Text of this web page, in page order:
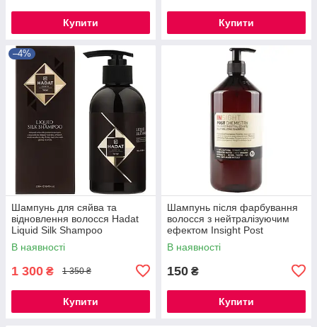
Купити Купити
–4%
Шампунь для сяйва та
відновлення волосся Hadat
Liquid Silk Shampoo
В наявності
1 300 ₴ 1 350 ₴
Купити
Шампунь після фарбування
волосся з нейтралізуючим
ефектом Insight Post
Chemistry Neutralizing
Shampoo, 100 мл РОЗЛИВ
В наявності
150 ₴
Купити